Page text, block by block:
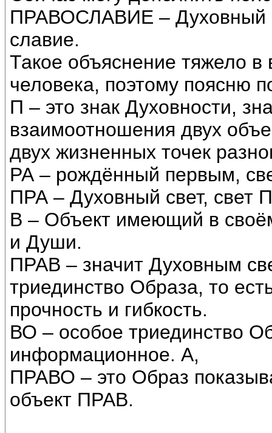
ПРАВОСЛАВИЕ – Духовный
славие.
Такое объяснение тяжело в
человека, поэтому поясню
П – это знак Духовности,
взаимоотношения двух
двух жизненных точек
РА – рождённый первым,
ПРА – Духовный свет, свет
В – Объект имеющий в
и Души.
ПРАВ – значит Духовным
триединство Образа, то
прочность и гибкость.
ВО – особое триединство
информационное. А,
ПРАВО – это Образ
объект ПРАВ.